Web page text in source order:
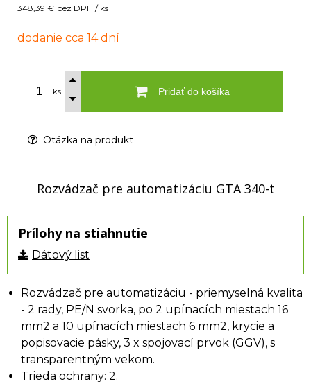
348,39 € bez DPH / ks
dodanie cca 14 dní
ks Pridať do košíka
Otázka na produkt
Rozvádzač pre automatizáciu GTA 340-t
Prílohy na stiahnutie
Dátový list
Rozvádzač pre automatizáciu - priemyselná kvalita
- 2 rady, PE/N svorka, po 2 upínacích miestach 16
mm2 a 10 upínacích miestach 6 mm2, krycie a
popisovacie pásky, 3 x spojovací prvok (GGV), s
transparentným vekom.
Trieda ochrany: 2.